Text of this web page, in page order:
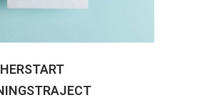
HERSTART